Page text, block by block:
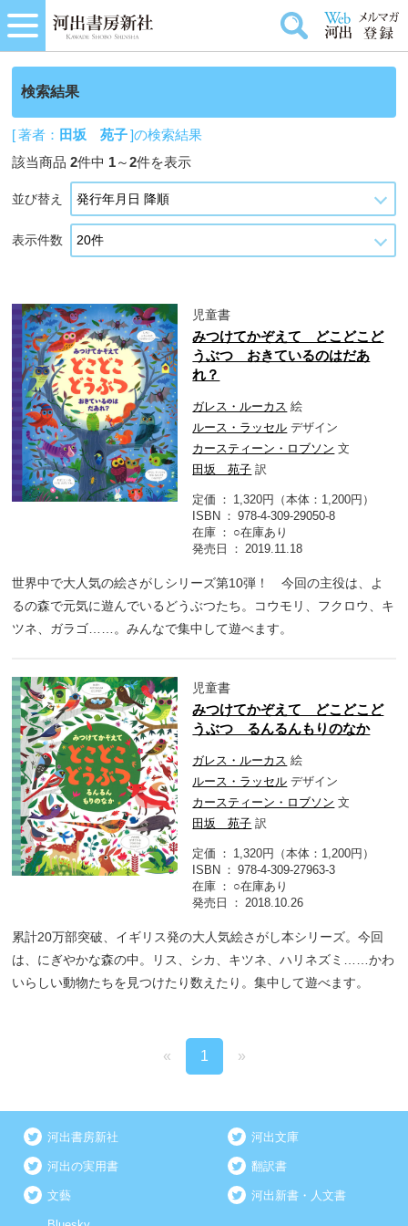
検索結果
[ 著者： 田坂 苑子]の検索結果
該当商品2件中 1～2件を表示
並び替え
表示件数
児童書
みつけてかぞえて どこどこど
うぶつ おきているのはだあ
れ？
ガレス・ルーカス 絵
ルース・ラッセル デザイン
カースティーン・ロブソン 文
田坂 苑子 訳
定価
1,320円（本体：1,200円）
ISBN
978-4-309-29050-8
在庫
○在庫あり
発売日
2019.11.18
世界中で大人気の絵さがしシリーズ第10弾！ 今回の主役は、よ
るの森で元気に遊んでいるどうぶつたち。コウモリ、フクロウ、キ
ツネ、ガラゴ……。みんなで集中して遊べます。
児童書
みつけてかぞえて どこどこど
うぶつ るんるんもりのなか
ガレス・ルーカス 絵
ルース・ラッセル デザイン
カースティーン・ロブソン 文
田坂 苑子 訳
定価
1,320円（本体：1,200円）
ISBN
978-4-309-27963-3
在庫
○在庫あり
発売日
2018.10.26
累計20万部突破、イギリス発の大人気絵さがし本シリーズ。今回
は、にぎやかな森の中。リス、シカ、キツネ、ハリネズミ……かわ
いらしい動物たちを見つけたり数えたり。集中して遊べます。
« 1 »
河出書房新社 河出文庫
河出の実用書 翻訳書
文藝 河出新書・人文書